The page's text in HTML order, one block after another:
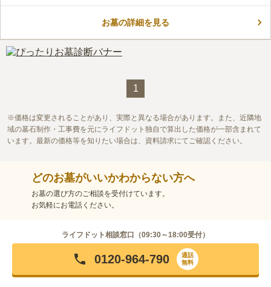
駐車場があるので、遠方から車で来たい方も安心です。
この霊園はまだ誰からも評価されていません。
お墓の詳細を見る
1
価格は変更されることがあり、実際と異なる場合があります。また、近隣地
域の墓石制作・工事費を元にライフドット独自で算出した価格が一部含まれて
います。最新の価格等を知りたい場合は、資料請求にてご確認ください。
どのお墓がいいかわからない方へ
お墓の選び方のご相談を受付けています。
お気軽にお電話ください。
ライフドット相談窓口（09:30～18:00受付）
0120-964-790
通話
無料